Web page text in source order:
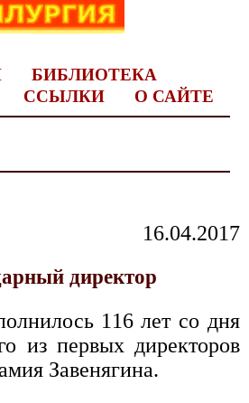
БИБЛИОТЕКА
ССЫЛКИ О САЙТЕ
16.04.2017
директор
116 лет со дня
из первых директоров
Завенягина.